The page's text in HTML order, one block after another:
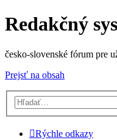
Redakčný
česko-slovenské fórum pre
Prejsť na obsah
Rýchle odkazy